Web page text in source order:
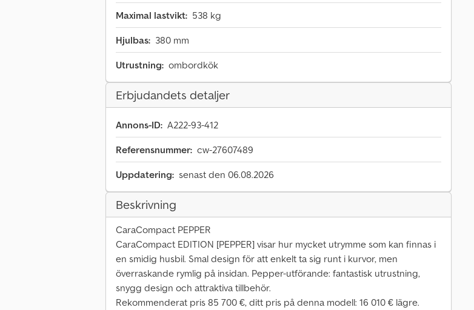
Maximal lastvikt: 538 kg
Hjulbas: 380 mm
Utrustning: ombordkök
Erbjudandets detaljer
Annons-ID: A222-93-412
Referensnummer: cw-27607489
Uppdatering: senast den 06.08.2026
Beskrivning
CaraCompact PEPPER
CaraCompact EDITION [PEPPER] visar hur mycket utrymme som kan finnas i
en smidig husbil. Smal design för att enkelt ta sig runt i kurvor, men
överraskande rymlig på insidan. Pepper-utförande: fantastisk utrustning,
snygg design och attraktiva tillbehör.
Rekommenderat pris 85 700 €, ditt pris på denna modell: 16 010 € lägre.